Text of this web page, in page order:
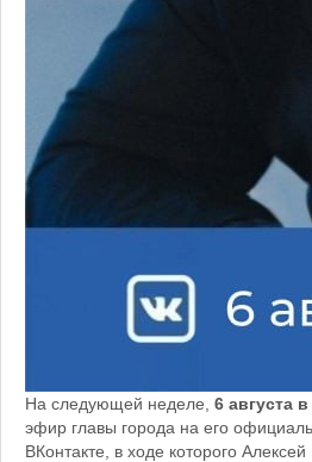
На следующей неделе, 6 августа
эфир главы города на его
ВКонтакте, в ходе которого